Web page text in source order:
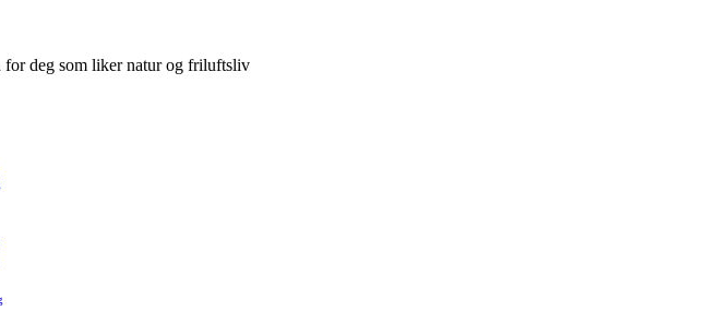
deg som liker natur og friluftsliv